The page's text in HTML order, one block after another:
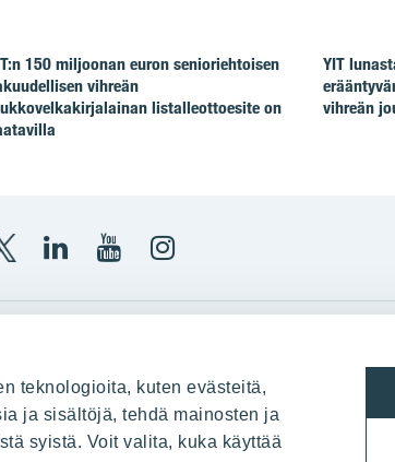
teknologioita, kuten evästeitä,
ja sisältöjä, tehdä mainosten ja
syistä. Voit valita, kuka käyttää
150 miljoonan euron senioriehtoisen
vihreän
listalleottoesite on
YIT
vihreän
Corporation
Corporation
YIT
asunnot
toimitilat
Panuntie